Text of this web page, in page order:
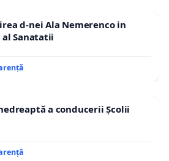
d-nei Ala Nemerenco in
Sanatatii
a conducerii Școlii